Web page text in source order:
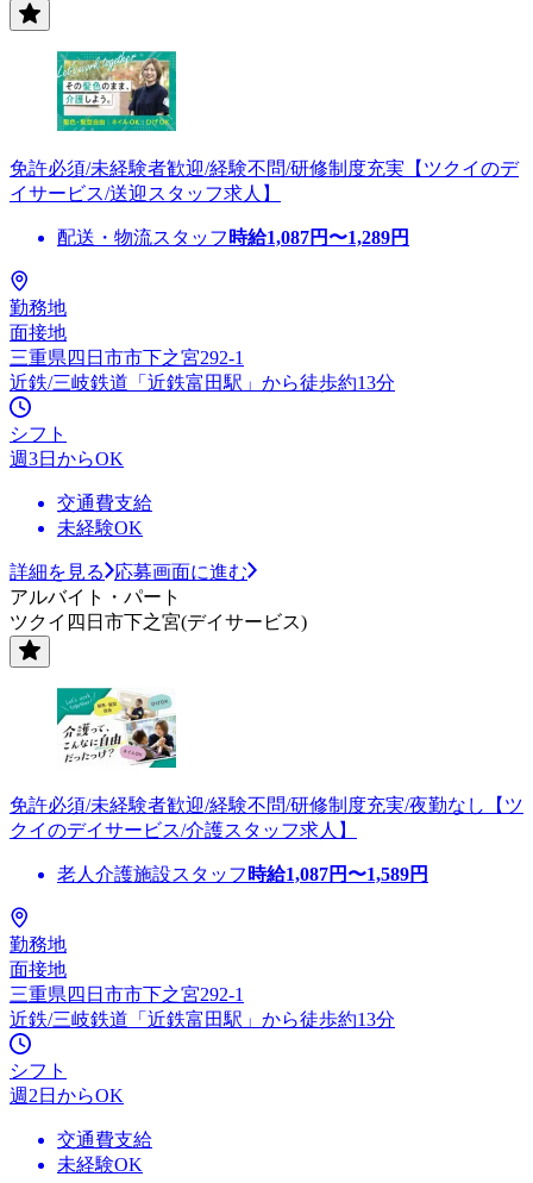
免許必須/未経験者歓迎/経験不問/研修制度充実【ツクイのデ
イサービス/送迎スタッフ求人】
配送・物流スタッフ 時給1,087円〜1,289円
勤務地
面接地
三重県四日市市下之宮292-1
近鉄/三岐鉄道「近鉄富田駅」から徒歩約13分
シフト
週3日からOK
交通費支給
未経験OK
詳細を見る
応募画面に進む
アルバイト・パート
ツクイ四日市下之宮(デイサービス)
免許必須/未経験者歓迎/経験不問/研修制度充実/夜勤なし【ツ
クイのデイサービス/介護スタッフ求人】
老人介護施設スタッフ 時給1,087円〜1,589円
勤務地
面接地
三重県四日市市下之宮292-1
近鉄/三岐鉄道「近鉄富田駅」から徒歩約13分
シフト
週2日からOK
交通費支給
未経験OK